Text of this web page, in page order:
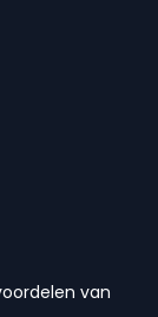
van